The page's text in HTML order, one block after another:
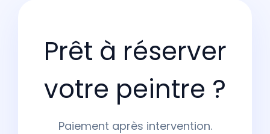
Prêt à réserver
votre peintre ?
Paiement après intervention.